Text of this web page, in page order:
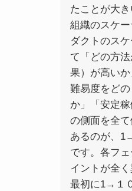
たことが大き
組織のスケ
ダクトのス
て「どの方
果）が高い
難易度をど
か」「安定
の側面を全
あるのが、
です。各フ
イントが全く
最初に1→１